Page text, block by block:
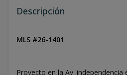
Descripción
MLS #26-1401
Proyecto en la Av. independencia